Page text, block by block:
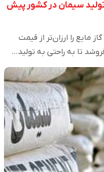
سیمان در کشور پیش
مایع را ارزان‌تر از قیمت
تا به راحتی به تولید…